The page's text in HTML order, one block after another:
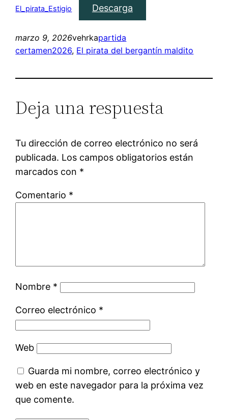
El_pirata_Estigio Descarga
marzo 9, 2026vehrkapartida
certamen2026, El pirata del bergantín maldito
Deja una respuesta
Tu dirección de correo electrónico no será
publicada. Los campos obligatorios están
marcados con *
Comentario *
Nombre *
Correo electrónico *
Web
Guarda mi nombre, correo electrónico y
web en este navegador para la próxima vez
que comente.